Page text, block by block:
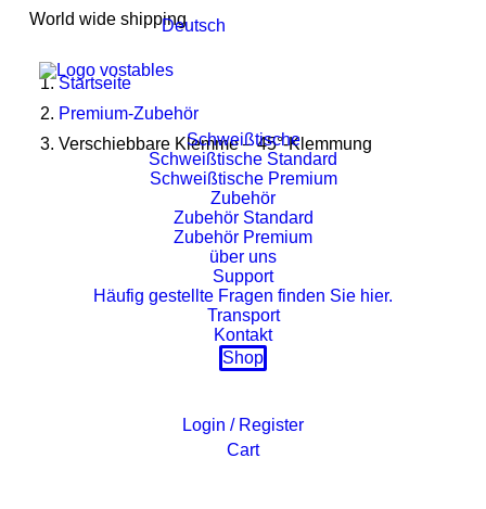
World wide shippingDeutsch
Schweißtische
Schweißtische Standard
Schweißtische Premium
Zubehör
Zubehör Standard
Zubehör Premium
über uns
Support
Häufig gestellte Fragen finden Sie hier.
Transport
Kontakt
Shop
Login / Register
Cart
Startseite
Premium-Zubehör
Verschiebbare Klemme – 45°-Klemmung